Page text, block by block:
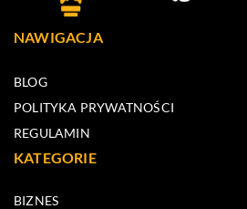
NAWIGACJA
BLOG
POLITYKA PRYWATNOŚCI
REGULAMIN
KATEGORIE
BIZNES